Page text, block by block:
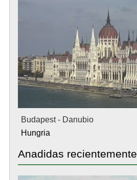
Budapest - Danubio
Hungria
Anadidas recientemente